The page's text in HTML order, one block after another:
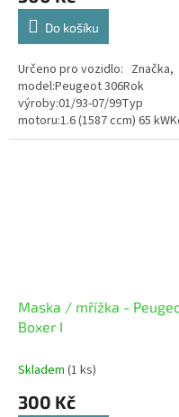
Do košíku
Určeno pro vozidlo: Značka,
model:Peugeot 306Rok
výroby:01/93-07/99Typ
motoru:1.6 (1587 ccm) 65
motoru:NFZ (TU5JP) Stav
Maska / mřížka -
Boxer I
Skladem (1 ks)
300 Kč